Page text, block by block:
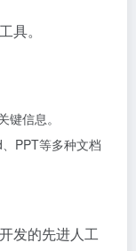
具。
键信息。
PPT等多种文档
发的先进人工